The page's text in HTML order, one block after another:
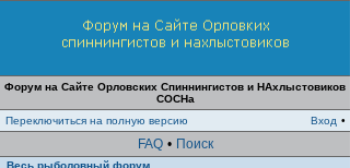
Форум на Сайте Орловских Спиннингистов и НАхлыстовиков
СОСНа
Переключиться на полную версию
Вход •
FAQ • Поиск
Весь рыболовный форум